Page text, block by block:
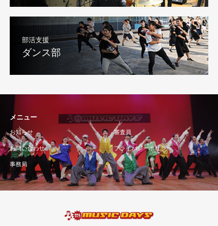
部活支援
ダンス部
メニュー
お知らせ 審査員
お問い合わせ プライバシーポリシー
事務局